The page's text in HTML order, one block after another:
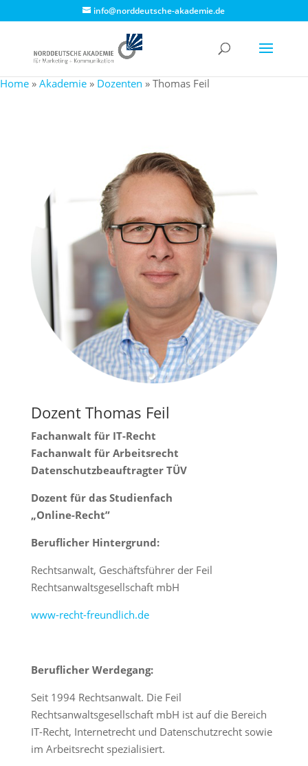
info@norddeutsche-akademie.de
Home » Akademie » Dozenten » Thomas Feil
Dozent Thomas Feil
Fachanwalt für IT-Recht
Fachanwalt für Arbeitsrecht
Datenschutzbeauftragter TÜV
Dozent für das Studienfach
„Online-Recht”
Beruflicher Hintergrund:
Rechtsanwalt, Geschäftsführer der Feil
Rechtsanwaltsgesellschaft mbH
www-recht-freundlich.de
Beruflicher Werdegang:
Seit 1994 Rechtsanwalt. Die Feil
Rechtsanwaltsgesellschaft mbH ist auf die Bereich
IT-Recht, Internetrecht und Datenschutzrecht sowie
im Arbeitsrecht spezialisiert.